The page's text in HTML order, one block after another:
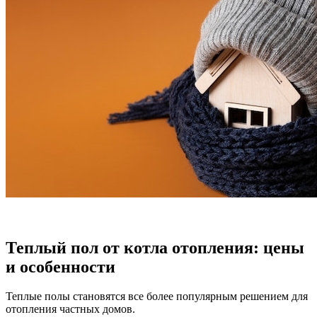
Теплый пол от котла отопления: цены
и особенности
Теплые полы становятся все более популярным решением для
отопления частных домов.